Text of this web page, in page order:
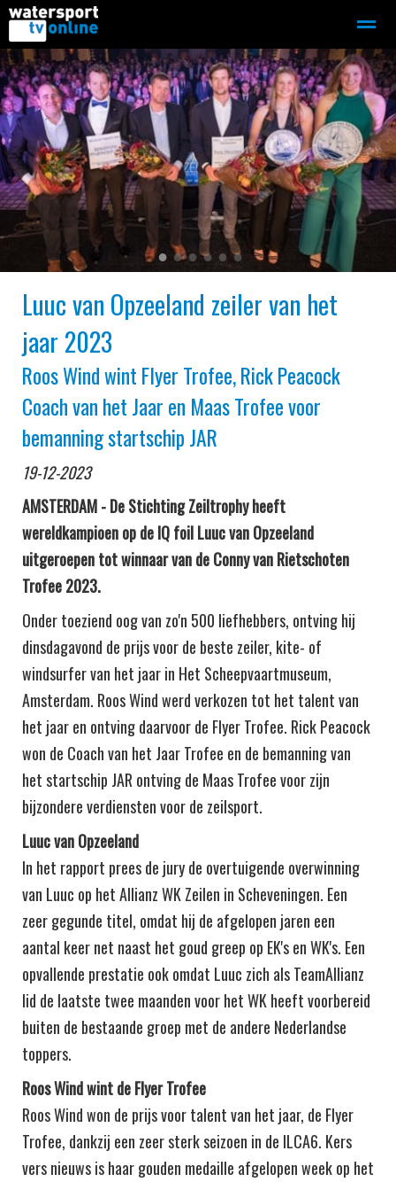
Zeilen Motorboot-sloep Adverteren Redactie
Home Contact Bellen Zoeken
● ● ● ● ● ●
Luuc van Opzeeland zeiler van het
jaar 2023
Roos Wind wint Flyer Trofee, Rick Peacock
Coach van het Jaar en Maas Trofee voor
bemanning startschip JAR
19-12-2023
AMSTERDAM -De Stichting Zeiltrophy heeft
wereldkampioen op de IQ foil Luuc van Opzeeland
uitgeroepen tot winnaar van de Conny van Rietschoten
Trofee 2023.
Onder toeziend oog van zo'n 500 liefhebbers, ontving hij
dinsdagavond de prijs voor de beste zeiler, kite- of
windsurfer van het jaar in Het Scheepvaartmuseum,
Amsterdam. Roos Wind werd verkozen tot het talent van
het jaar en ontving daarvoor de Flyer Trofee. Rick Peacock
won de Coach van het Jaar Trofee en de bemanning van
het startschip JAR ontving de Maas Trofee voor zijn
bijzondere verdiensten voor de zeilsport.
Luuc van Opzeeland
In het rapport prees de jury de overtuigende overwinning
van Luuc op het Allianz WK Zeilen in Scheveningen. Een
zeer gegunde titel, omdat hij de afgelopen jaren een
aantal keer net naast het goud greep op EK's en WK's. Een
opvallende prestatie ook omdat Luuc zich als TeamAllianz
lid de laatste twee maanden voor het WK heeft voorbereid
buiten de bestaande groep met de andere Nederlandse
toppers.
Roos Wind wint de Flyer Trofee
Roos Wind won de prijs voor talent van het jaar, de Flyer
Trofee, dankzij een zeer sterk seizoen in de ILCA6. Kers
vers nieuws is haar gouden medaille afgelopen week op het